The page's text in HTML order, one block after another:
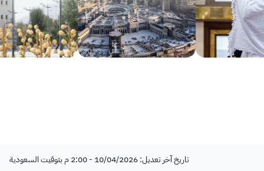
تاريخ آخر تعديل: 10/04/2026 - 2:00 م بتوقيت السعودية